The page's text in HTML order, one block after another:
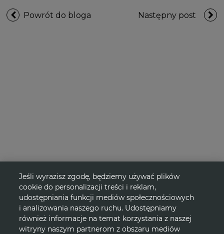
Jeśli wyrazisz zgodę, będziemy używać plików
cookie do personalizacji treści i reklam,
udostępniania funkcji mediów społecznościowych
i analizowania naszego ruchu. Udostępniamy
również informacje na temat korzystania z naszej
witryny naszym partnerom z obszaru mediów